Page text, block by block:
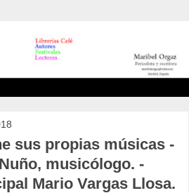
sus propias músicas -
musicólogo. -
Mario Vargas Llosa.